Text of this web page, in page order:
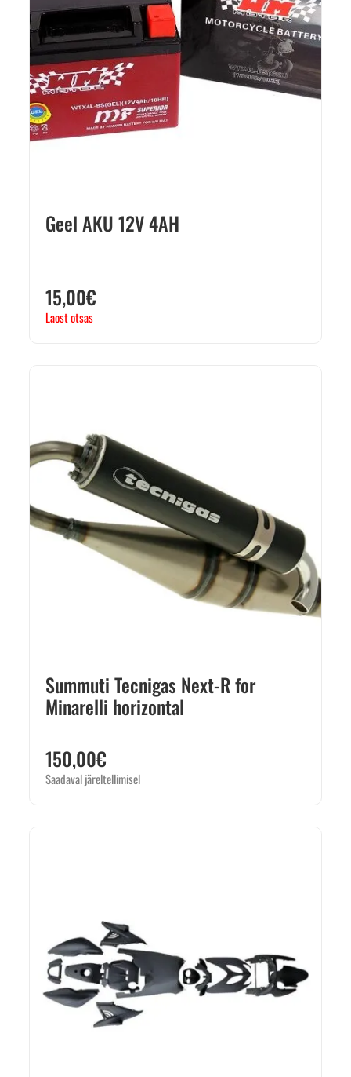
Geel AKU 12V 4AH
15,00€
Laost otsas
Summuti Tecnigas Next-R for
Minarelli horizontal
150,00€
Saadaval järeltellimisel